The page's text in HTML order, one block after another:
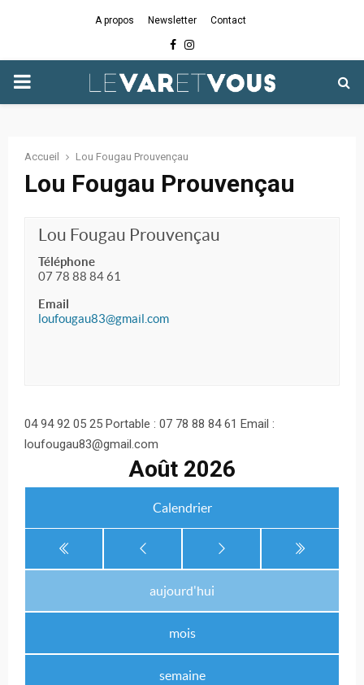
A propos Newsletter Contact
Facebook
Instagram
PRIMARY
Accueil Lou Fougau Prouvençau
Lou Fougau Prouvençau
Lou Fougau Prouvençau
Téléphone
07 78 88 84 61
Email
loufougau83@gmail.com
04 94 92 05 25 Portable : 07 78 88 84 61 Email :
loufougau83@gmail.com
Août 2026
Calendrier
aujourd'hui
mois
semaine